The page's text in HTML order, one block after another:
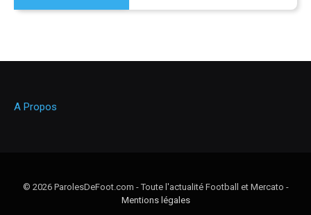
A Propos
© 2026 ParolesDeFoot.com - Toute l'actualité Football et Mercato -
Mentions légales